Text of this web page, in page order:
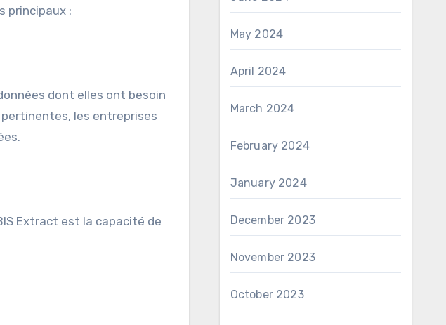
principaux :
dont elles ont besoin
pertinentes, les entreprises
Extract est la capacité de
May 2024
April 2024
March 2024
February 2024
January 2024
December 2023
November 2023
October 2023